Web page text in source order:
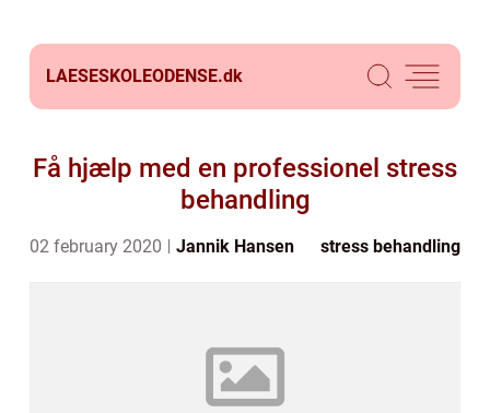
LAESESKOLEODENSE.dk
Få hjælp med en professionel stress
behandling
02 february 2020 Jannik Hansen stress behandling